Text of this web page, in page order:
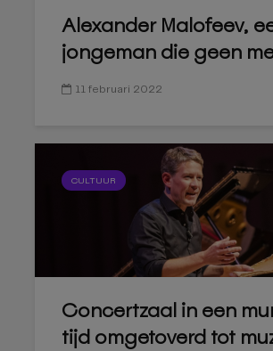
Alexander Malofeev,
jongeman die geen
11 februari 2022
CULTUUR
Concertzaal in een
tijd omgetoverd tot